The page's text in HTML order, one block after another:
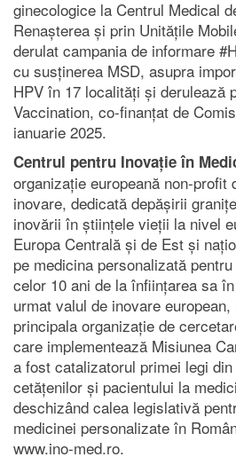
ginecologice la Centrul Medical
Renașterea și prin Unitățile
derulat campania de informare
cu susținerea MSD, asupra
HPV în 17 localități și derulează
Vaccination, co-finanțat de
ianuarie 2025.
Centrul pentru Inovație în
organizație europeană non-profit
inovare, dedicată depășirii
inovării în științele vieții la nivel
Europa Centrală și de Est și
pe medicina personalizată
celor 10 ani de la înființarea sa
urmat valul de inovare
principala organizație de
care implementează Misiunea
a fost catalizatorul primei legi
cetățenilor și pacientului la
deschizând calea legislativă
medicinei personalizate în
www.ino-med.ro.